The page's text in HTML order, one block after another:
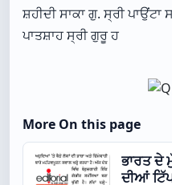
ਸ਼ਹੀਦੀ ਸਾਕਾ ਗੁ. ਸ੍ਰੀ ਪਾਉਂਟਾ
ਪਾਤਸ਼ਾਹ ਸ੍ਰੀ ਗੁਰੂ ਹ
More On this page
ਭਾਰਤ ਦੇ
ਦੀਆਂ